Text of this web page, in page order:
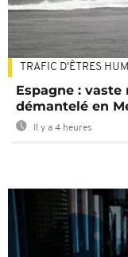
TRAFIC D'ÊTRES
Espagne :
démantelé en
Il y a 4 heures